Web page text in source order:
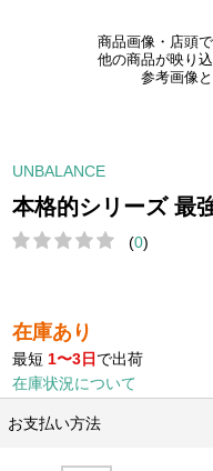
商品画像・店頭
他の商品が映り
参考画像
UNBALANCE
本格的シリーズ 最
(0)
在庫あり
最短 1〜3日 で出荷
在庫状況について
お支払い方法